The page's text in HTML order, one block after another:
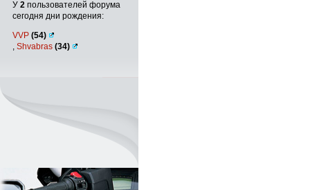
У 2 пользователей форума
сегодня дни рождения:
VVP (54)
Shvabras (34)